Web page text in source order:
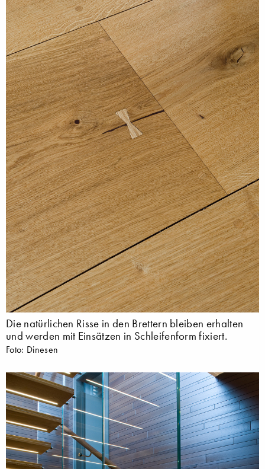
Die natürlichen Risse in den Brettern bleiben erhalten
und werden mit Einsätzen in Schleifenform fixiert.
Foto: Dinesen